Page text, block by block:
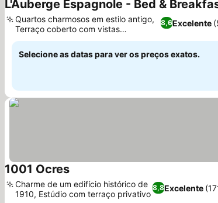
L'Auberge Espagnole - Bed &
8,6Excelente
Quartos charmosos em estilo antigo,
Terraço coberto com vistas
panorâmicas
Selecione as datas para ver os preços exatos.
1001 OcresVer preços
8,8Excelente
Charme de um edifício histórico de
1910, Estúdio com terraço privativo